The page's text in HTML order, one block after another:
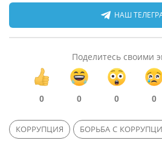
НАШ
Поделитесь своими
0 0 0 0
КОРРУПЦИЯ БОРЬБА С